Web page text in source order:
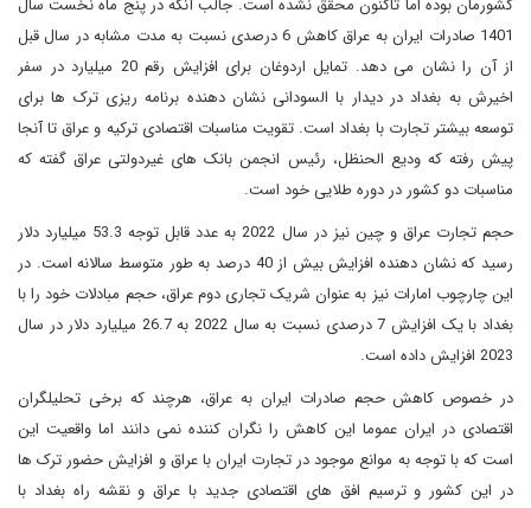
کشورمان بوده اما تاکنون محقق نشده است. جالب آنکه در پنج ماه نخست سال
1401 صادرات ایران به عراق کاهش 6 درصدی نسبت به مدت مشابه در سال قبل
از آن را نشان می دهد. تمایل اردوغان برای افزایش رقم 20 میلیارد در سفر
اخیرش به بغداد در دیدار با السودانی نشان دهنده برنامه ریزی ترک ها برای
توسعه بیشتر تجارت با بغداد است. تقویت مناسبات اقتصادی ترکیه و عراق تا آنجا
پیش رفته که ودیع الحنظل، رئیس انجمن بانک های غیردولتی عراق گفته که
مناسبات دو کشور در دوره طلایی خود است.
حجم تجارت عراق و چین نیز در سال 2022 به عدد قابل توجه 53.3 میلیارد دلار
رسید که نشان دهنده افزایش بیش از 40 درصد به طور متوسط سالانه است. در
این چارچوب امارات نیز به عنوان شریک تجاری دوم عراق، حجم مبادلات خود را با
بغداد با یک افزایش 7 درصدی نسبت به سال 2022 به 26.7 میلیارد دلار در سال
2023 افزایش داده است.
در خصوص کاهش حجم صادرات ایران به عراق، هرچند که برخی تحلیلگران
اقتصادی در ایران عموما این کاهش را نگران کننده نمی دانند اما واقعیت این
است که با توجه به موانع موجود در تجارت ایران با عراق و افزایش حضور ترک ها
در این کشور و ترسیم افق های اقتصادی جدید با عراق و نقشه راه بغداد با